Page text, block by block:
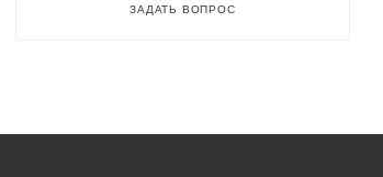
ЗАДАТЬ ВОПРОС